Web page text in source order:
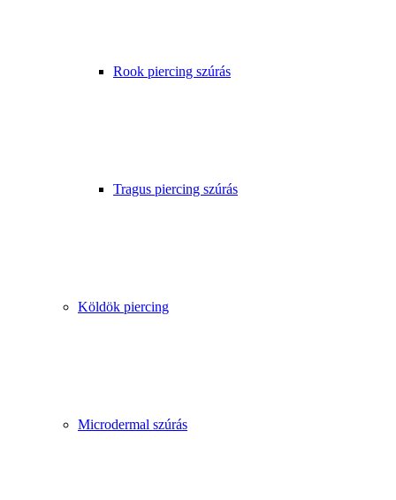
Rook piercing szúrás
Tragus piercing szúrás
Köldök piercing
Microdermal szúrás